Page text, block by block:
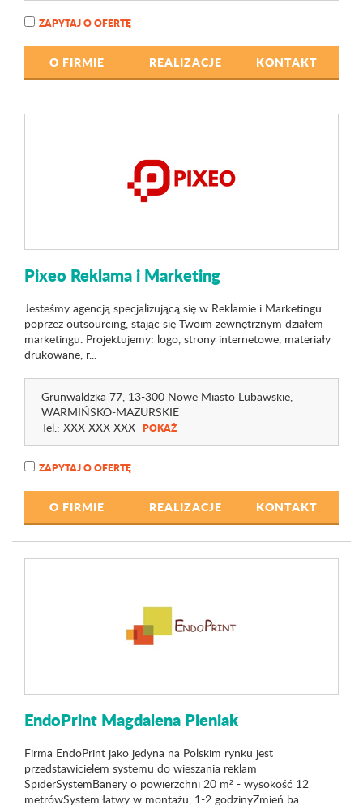
ZAPYTAJ O OFERTĘ
O FIRMIE REALIZACJE KONTAKT
Pixeo Reklama i Marketing
Jesteśmy agencją specjalizującą się w Reklamie i Marketingu
poprzez outsourcing, stając się Twoim zewnętrznym działem
marketingu. Projektujemy: logo, strony internetowe, materiały
drukowane, r...
Grunwaldzka 77, 13-300 Nowe Miasto Lubawskie,
WARMIŃSKO-MAZURSKIE
Tel.: XXX XXX XXX POKAŻ
ZAPYTAJ O OFERTĘ
O FIRMIE REALIZACJE KONTAKT
EndoPrint Magdalena Pieniak
Firma EndoPrint jako jedyna na Polskim rynku jest
przedstawicielem systemu do wieszania reklam
SpiderSystemBanery o powierzchni 20 m² - wysokość 12
metrówSystem łatwy w montażu, 1-2 godzinyZmień ba...